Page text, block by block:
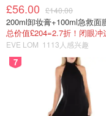
凯特也穿过一个变形
计，非常别致。
£56.00 £140.00
总价值£204=2.7折！闭眼冲
EVE LOM 1113人感兴趣
7